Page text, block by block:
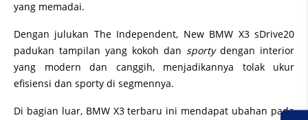
yang memadai.
Dengan julukan The Independent, New BMW X3 sDrive20
padukan tampilan yang kokoh dan sportydengan interior
yang modern dan canggih, menjadikannya tolak ukur
efisiensi dan sporty di segmennya.
Di bagian luar, BMW X3 terbaru ini mendapat ubahan pada